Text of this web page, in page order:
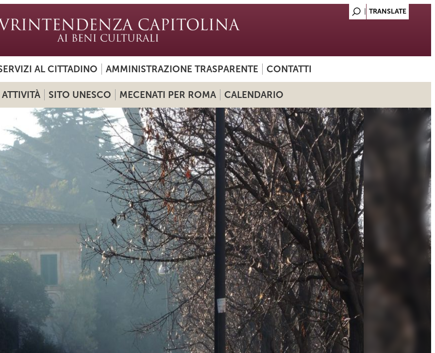
AL CITTADINO AMMINISTRAZIONE TRASPARENTE CONTATTI
ATTIVITÀ SITO UNESCO MECENATI PER ROMA CALENDARIO